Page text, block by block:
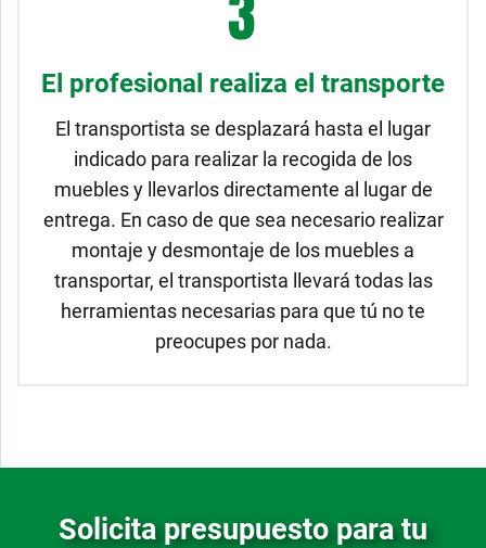
El profesional realiza el transporte
El transportista se desplazará hasta el lugar
indicado para realizar la recogida de los
muebles y llevarlos directamente al lugar de
entrega. En caso de que sea necesario realizar
montaje y desmontaje de los muebles a
transportar, el transportista llevará todas las
herramientas necesarias para que tú no te
preocupes por nada.
Solicita presupuesto para tu